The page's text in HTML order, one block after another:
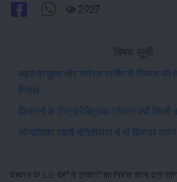
2927
बढ़ते प्रदूषण और ग्लोबल वार्मिंग से निजात
मित्तल
किसानों के लिए इलेक्ट्रिक ट्रैक्टर क्यों किसी
सोनालिका शहरी गतिशीलता में भी विस्तार
विश्वभर के 120 देशों में ट्रैक्टरों का निर्यात करने वाले